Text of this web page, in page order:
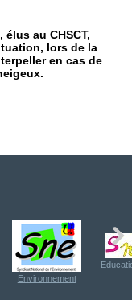
au CHSCT,
lors de la
en cas de
Environnement